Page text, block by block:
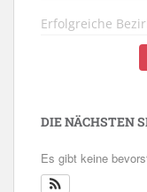
Erfolgreiche
DIE NÄCHSTEN
Es gibt keine